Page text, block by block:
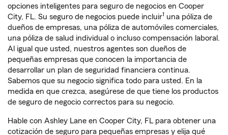
opciones inteligentes para seguro de negocios en Cooper
City, FL. Su seguro de negocios puede incluir1 una póliza de
dueños de empresas, una póliza de automóviles comerciales,
una póliza de salud individual o incluso compensación laboral.
Al igual que usted, nuestros agentes son dueños de
pequeñas empresas que conocen la importancia de
desarrollar un plan de seguridad financiera continua.
Sabemos que su negocio significa todo para usted. En la
medida en que crezca, asegúrese de que tiene los productos
de seguro de negocio correctos para su negocio.
Hable con Ashley Lane en Cooper City, FL para obtener una
cotización de seguro para pequeñas empresas y elija qué